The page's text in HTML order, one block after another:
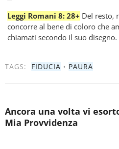
Leggi Romani 8: 28+ Del resto,
concorre al bene di coloro che
chiamati secondo il suo disegno.
TAGS: FIDUCIA • PAURA
Ancora una volta vi
Mia Provvidenza